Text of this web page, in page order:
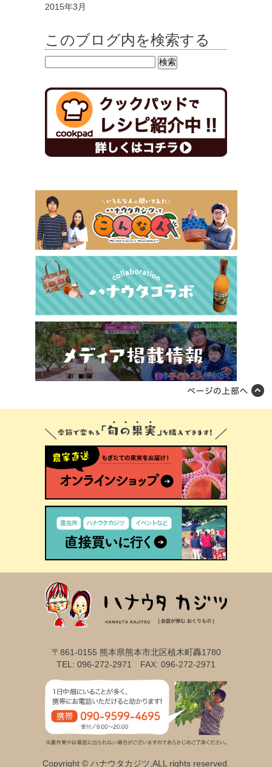
2015年3月
このブログ内を検索する
〒861-0155 熊本県熊本市北区植木町轟1780
TEL: 096-272-2971 FAX: 096-272-2971
Copyright © ハナウタカジツ,ALL rights reserved.